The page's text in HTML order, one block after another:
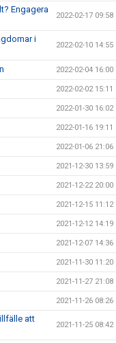
Engagera
2022-02-17 09:58
i
2022-02-10 14:55
2022-02-04 16:00
2022-02-02 15:11
2022-01-30 16:02
2022-01-16 19:11
2022-01-06 21:06
2021-12-30 13:59
2021-12-22 20:00
2021-12-15 11:12
2021-12-12 14:19
2021-12-07 14:36
2021-11-30 11:20
2021-11-27 21:08
2021-11-26 08:26
att
2021-11-25 08:42